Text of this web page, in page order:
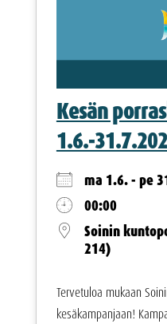
Kesän
1.6.-
ma 1.6. - pe
00:00
Soinin
214)
Tervetuloa mukaan
kesäkampanjaan!